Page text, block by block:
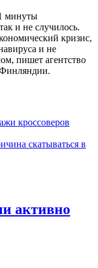
минуты
и не случилось.
кризис,
и не
пишет агентство
кроссоверов
скатываться в
активно